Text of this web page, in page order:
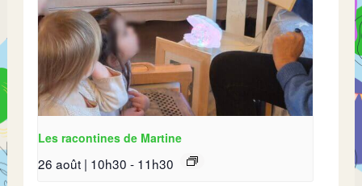
Les racontines de Martine
26 août | 10h30 - 11h30